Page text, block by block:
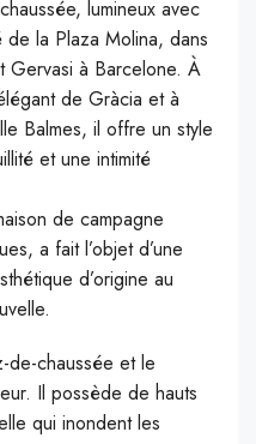
lumineux avec
la Plaza Molina, dans
Gervasi à Barcelone. À
de Gràcia et à
Balmes, il offre un style
et une intimité
de campagne
a fait l’objet d’une
d’origine au
de-chaussée et le
Il possède de hauts
qui inondent les